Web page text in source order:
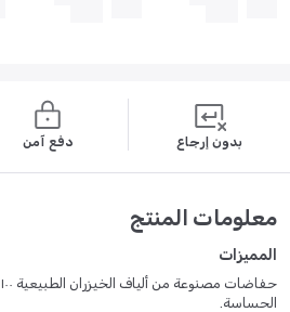
بدون إرجاع دفع آمن
معلومات المنتج
المميزات
الحساسة.